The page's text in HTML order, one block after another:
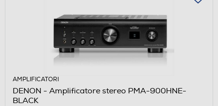
AMPLIFICATORI
DENON - Amplificatore stereo PMA-900HNE-
BLACK